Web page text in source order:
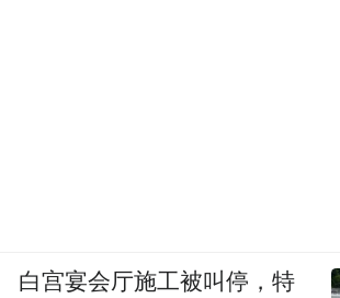
白宫宴会厅施工被叫停，特